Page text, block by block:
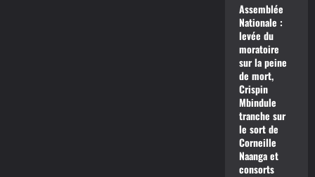
Assemblée
Nationale :
levée du
moratoire
sur la peine
de mort,
Crispin
Mbindule
tranche sur
le sort de
Corneille
Naanga et
consorts